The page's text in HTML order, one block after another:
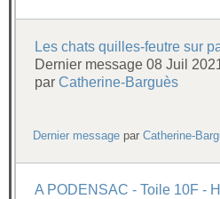
Les chats quilles-feutre sur
Dernier message 08 Juil
par Catherine-Barguès
Dernier message parCatherine-
A PODENSAC - Toile 10F -